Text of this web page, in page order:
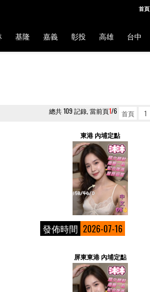
首頁
基隆 嘉義 彰投 高雄 台中
總共 109 記錄, 當前頁1/6 首頁 1
東港 內埔定點
發佈時間 2026-07-16
屏東東港 內埔定點